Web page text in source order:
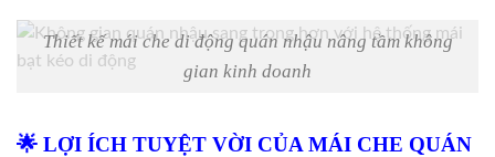
Thiết kế mái che di động quán nhậu nâng tầm không
gian kinh doanh
🌟 LỢI ÍCH TUYỆT VỜI CỦA MÁI CHE QUÁN